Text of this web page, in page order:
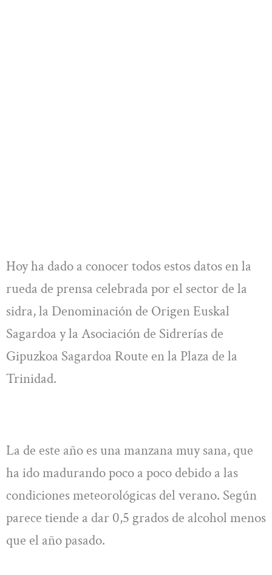
Hoy ha dado a conocer todos estos datos en la
rueda de prensa celebrada por el sector de la
sidra, la Denominación de Origen Euskal
Sagardoa y la Asociación de Sidrerías de
Gipuzkoa Sagardoa Route en la Plaza de la
Trinidad.
La de este año es una manzana muy sana, que
ha ido madurando poco a poco debido a las
condiciones meteorológicas del verano. Según
parece tiende a dar 0,5 grados de alcohol menos
que el año pasado.